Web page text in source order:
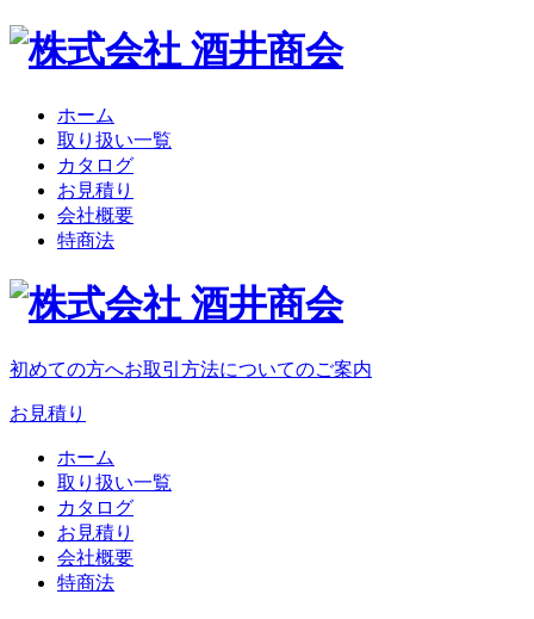
ホーム
取り扱い一覧
カタログ
お見積り
会社概要
特商法
初めての方へお取引方法についてのご案内
お見積り
ホーム
取り扱い一覧
カタログ
お見積り
会社概要
特商法